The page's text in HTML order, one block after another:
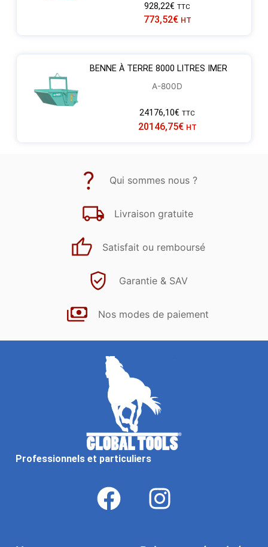
928,22€ TTC
773,52€ HT
BENNE À TERRE 8000 LITRES IMER
A-800D
24176,10€ TTC
20146,75€ HT
Qui sommes nous ?
Livraison gratuite
Satisfait ou remboursé
Garantie & SAV
Nos modes de paiement
Professionnels et particuliers